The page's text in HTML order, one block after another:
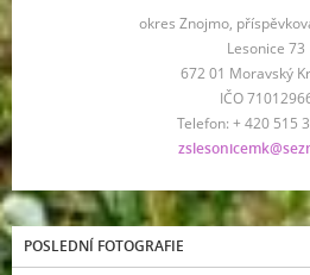
okres Znojmo,
Lesonice 73
672 01 Moravský
IČO
Telefon: + 420 515
POSLEDNÍ FOTOGRAFIE